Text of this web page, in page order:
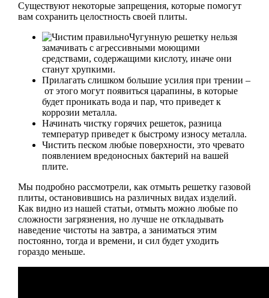
Существуют некоторые запрещения, которые помогут
вам сохранить целостность своей плиты.
Чугунную решетку нельзя
замачивать с агрессивными моющими
средствами, содержащими кислоту, иначе они
станут хрупкими.
Прилагать слишком большие усилия при трении –
от этого могут появиться царапины, в которые
будет проникать вода и пар, что приведет к
коррозии металла.
Начинать чистку горячих решеток, разница
температур приведет к быстрому износу металла.
Чистить песком любые поверхности, это чревато
появлением вредоносных бактерий на вашей
плите.
Мы подробно рассмотрели, как отмыть решетку газовой
плиты, остановившись на различных видах изделий.
Как видно из нашей статьи, отмыть можно любые по
сложности загрязнения, но лучше не откладывать
наведение чистоты на завтра, а заниматься этим
постоянно, тогда и времени, и сил будет уходить
гораздо меньше.